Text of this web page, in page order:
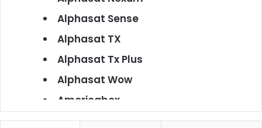
Alphasat Sense
Alphasat TX
Alphasat Tx Plus
Alphasat Wow
Americabox
Americabox S101